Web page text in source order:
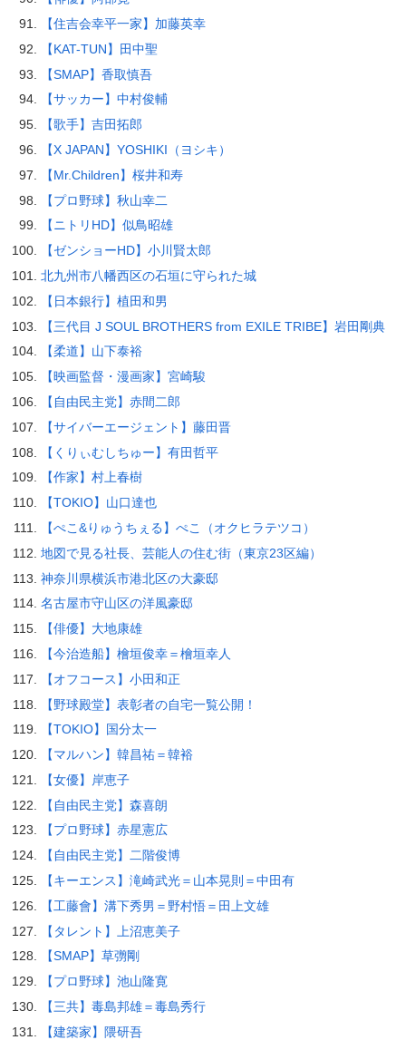
【住吉会幸平一家】加藤英幸
【KAT-TUN】田中聖
【SMAP】香取慎吾
【サッカー】中村俊輔
【歌手】吉田拓郎
【X JAPAN】YOSHIKI（ヨシキ）
【Mr.Children】桜井和寿
【プロ野球】秋山幸二
【ニトリHD】似鳥昭雄
【ゼンショーHD】小川賢太郎
北九州市八幡西区の石垣に守られた城
【日本銀行】植田和男
【三代目 J SOUL BROTHERS from EXILE TRIBE】岩田剛典
【柔道】山下泰裕
【映画監督・漫画家】宮崎駿
【自由民主党】赤間二郎
【サイバーエージェント】藤田晋
【くりぃむしちゅー】有田哲平
【作家】村上春樹
【TOKIO】山口達也
【ぺこ&りゅうちぇる】ぺこ（オクヒラテツコ）
地図で見る社長、芸能人の住む街（東京23区編）
神奈川県横浜市港北区の大豪邸
名古屋市守山区の洋風豪邸
【俳優】大地康雄
【今治造船】檜垣俊幸＝檜垣幸人
【オフコース】小田和正
【野球殿堂】表彰者の自宅一覧公開！
【TOKIO】国分太一
【マルハン】韓昌祐＝韓裕
【女優】岸恵子
【自由民主党】森喜朗
【プロ野球】赤星憲広
【自由民主党】二階俊博
【キーエンス】滝崎武光＝山本晃則＝中田有
【工藤會】溝下秀男＝野村悟＝田上文雄
【タレント】上沼恵美子
【SMAP】草彅剛
【プロ野球】池山隆寛
【三共】毒島邦雄＝毒島秀行
【建築家】隈研吾